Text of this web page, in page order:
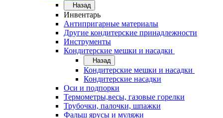
Назад
Инвентарь
Антипригарные материалы
Другие кондитерские принадлежности
Инструменты
Кондитерские мешки и насадки
Назад
Кондитерские мешки и насадки
Кондитерские насадки
Оси и подпорки
Термометры,весы, газовые горелки
Трубочки, палочки, шпажки
Фальш ярусы и муляжи